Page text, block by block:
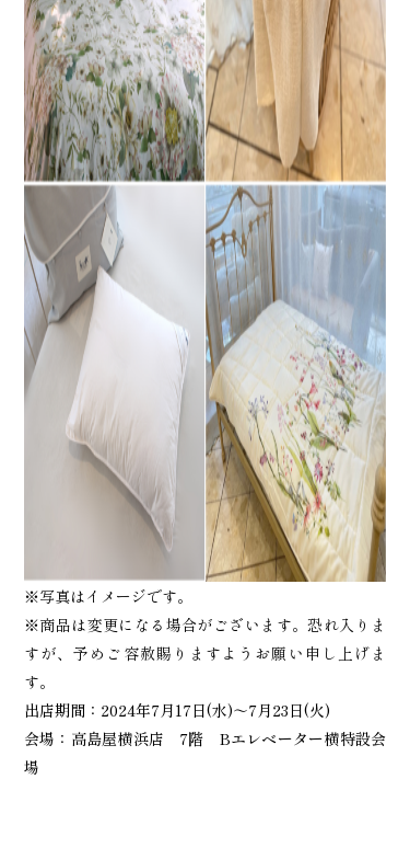
※写真はイメージです。
※商品は変更になる場合がございます。恐れ入りま
すが、予めご容赦賜りますようお願い申し上げま
す。
出店期間：2024年7月17日(水)～7月23日(火)
会場：高島屋横浜店 7階 Bエレベーター横特設会
場